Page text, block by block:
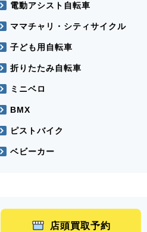
電動アシスト自転車
ママチャリ・シティサイクル
子ども用自転車
折りたたみ自転車
ミニベロ
BMX
ピストバイク
ベビーカー
店頭買取予約